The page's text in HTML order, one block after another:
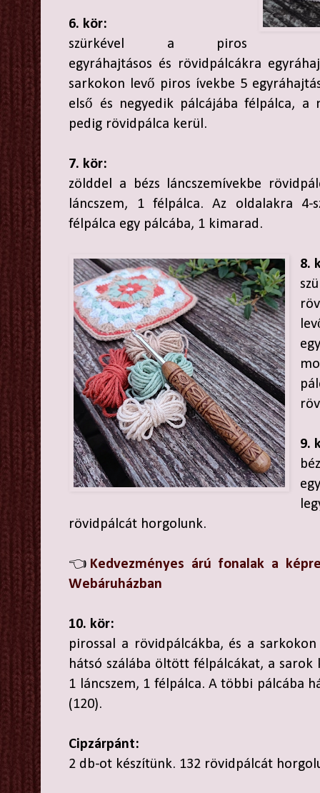
6. kör:
szürkével a piros
egyráhajtásos és rövidpálcákra
sarkokon levő piros ívekbe 5
első és negyedik pálcájába félpálca, a
pedig rövidpálca kerül.
7. kör:
zölddel a bézs láncszemívekbe
láncszem, 1 félpálca. Az oldalakra
félpálca egy pálcába, 1 kimarad.
8.
9.
rövidpálcát horgolunk.
👈 Kedvezményes árú fonalak a
Webáruházban
10. kör:
pirossal a rövidpálcákba, és a
hátsó szálába öltött félpálcákat, a sarok
1 láncszem, 1 félpálca. A többi pálcába
(120).
Cipzárpánt:
2 db-ot készítünk. 132 rövidpálcát